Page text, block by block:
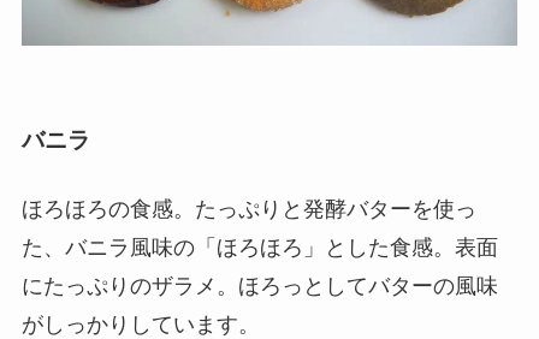
バニラ
ほろほろの食感。たっぷりと発酵バターを使っ
た、バニラ風味の「ほろほろ」とした食感。表面
にたっぷりのザラメ。ほろっとしてバターの風味
がしっかりしています。